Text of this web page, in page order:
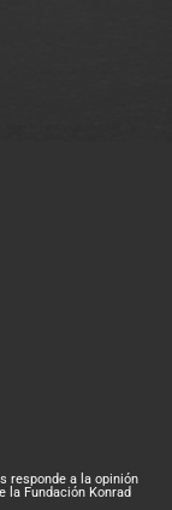
responde a la opinión
la Fundación Konrad